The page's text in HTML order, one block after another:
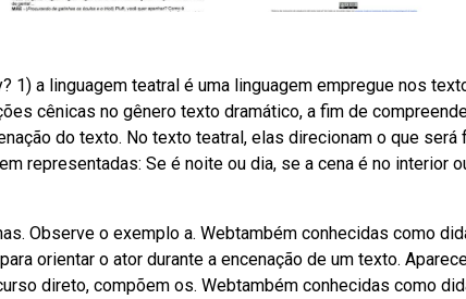
1) a linguagem teatral é uma linguagem empregue nos
cênicas no gênero texto dramático, a fim de
do texto. No texto teatral, elas direcionam o que
representadas: Se é noite ou dia, se a cena é no interior
Observe o exemplo a. Webtambém conhecidas como
orientar o ator durante a encenação de um texto.
direto, compõem os. Webtambém conhecidas como